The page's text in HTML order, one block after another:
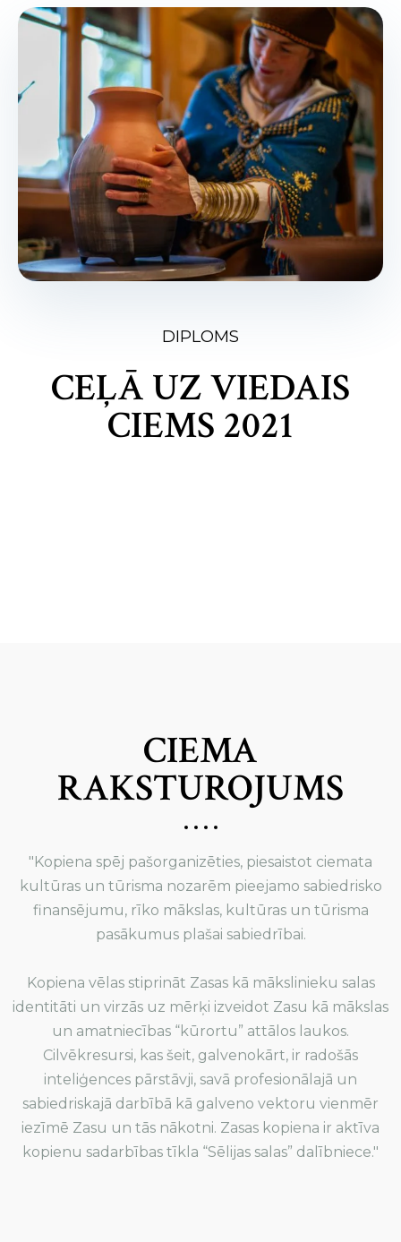
DIPLOMS
CEĻĀ UZ VIEDAIS
CIEMS 2021
CIEMA
RAKSTUROJUMS
"Kopiena spēj pašorganizēties, piesaistot ciemata
kultūras un tūrisma nozarēm pieejamo sabiedrisko
finansējumu, rīko mākslas, kultūras un tūrisma
pasākumus plašai sabiedrībai.
Kopiena vēlas stiprināt Zasas kā mākslinieku salas
identitāti un virzās uz mērķi izveidot Zasu kā mākslas
un amatniecības “kūrortu” attālos laukos.
Cilvēkresursi, kas šeit, galvenokārt, ir radošās
inteliģences pārstāvji, savā profesionālajā un
sabiedriskajā darbībā kā galveno vektoru vienmēr
iezīmē Zasu un tās nākotni. Zasas kopiena ir aktīva
kopienu sadarbības tīkla “Sēlijas salas” dalībniece."